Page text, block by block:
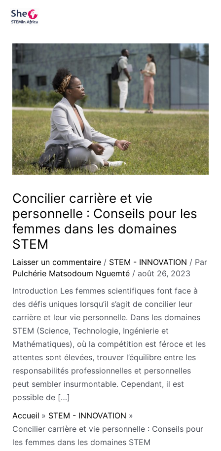
Concilier carrière et vie
personnelle : Conseils pour les
femmes dans les domaines
STEM
Laisser un commentaire / STEM - INNOVATION / Par
Pulchérie Matsodoum Nguemté / août 26, 2023
Introduction Les femmes scientifiques font face à
des défis uniques lorsqu’il s’agit de concilier leur
carrière et leur vie personnelle. Dans les domaines
STEM (Science, Technologie, Ingénierie et
Mathématiques), où la compétition est féroce et les
attentes sont élevées, trouver l’équilibre entre les
responsabilités professionnelles et personnelles
peut sembler insurmontable. Cependant, il est
possible de […]
Accueil
STEM - INNOVATION
Concilier carrière et vie personnelle : Conseils pour
les femmes dans les domaines STEM